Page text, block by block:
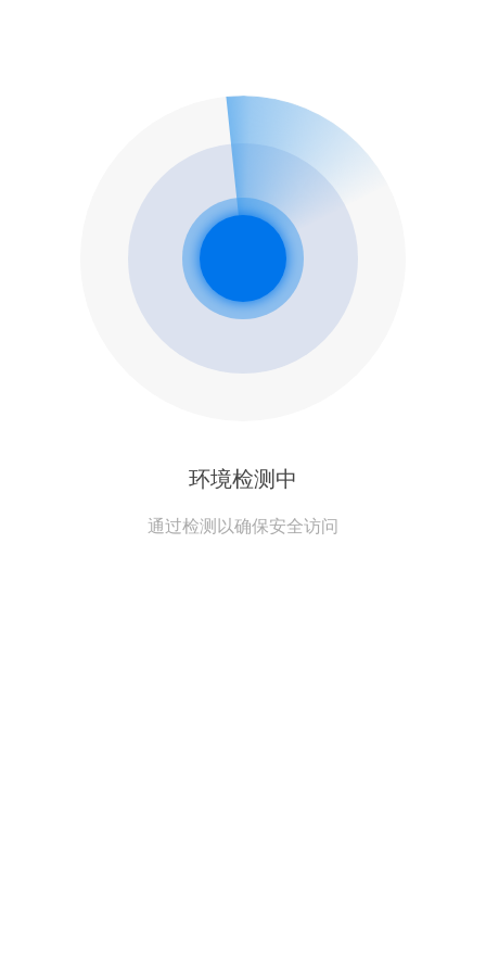
环境检测中
通过检测以确保安全访问